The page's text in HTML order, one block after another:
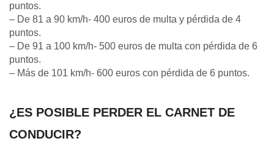
puntos.
– De 81 a 90 km/h- 400 euros de multa y pérdida de 4
puntos.
– De 91 a 100 km/h- 500 euros de multa con pérdida de 6
puntos.
– Más de 101 km/h- 600 euros con pérdida de 6 puntos.
¿ES POSIBLE PERDER EL CARNET DE
CONDUCIR?